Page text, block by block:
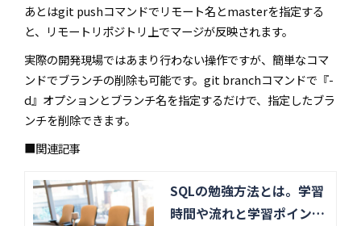
あとはgit pushコマンドでリモート名とmasterを指定する
と、リモートリポジトリ上でマージが反映されます。
実際の開発現場ではあまり行わない操作ですが、簡単なコマ
ンドでブランチの削除も可能です。 git branchコマンドで『-
d』オプションとブランチ名を指定するだけで、指定したブラ
ンチを削除できます。
■関連記事
SQLの勉強方法とは。学習
時間や流れと学習ポイント